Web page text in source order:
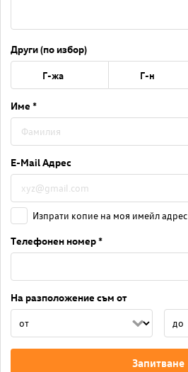
Други (по избор)
Г-жа Г-н
Име *
E-Mail Адрес
Изпрати копие на моя имейл адрес
Телефонен номер *
На разположение съм от
Запитване